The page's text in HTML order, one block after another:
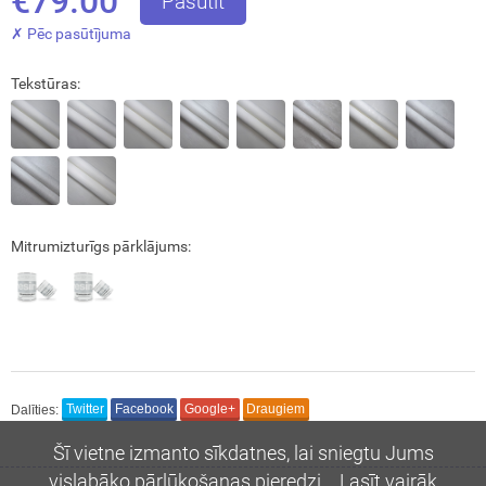
✗ Pēc pasūtījuma
Tekstūras:
Mitrumizturīgs pārklājums:
Dalīties: Twitter Facebook Google+ Draugiem
durvis
mājai
Šī vietne izmanto sīkdatnes, lai sniegtu Jums